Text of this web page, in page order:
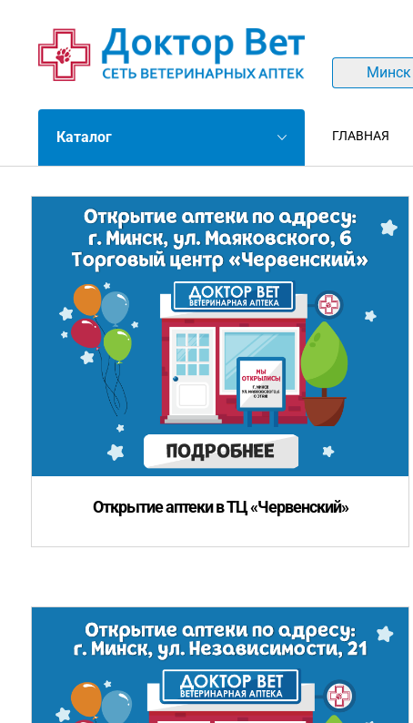
Минск
Каталог ГЛАВНАЯ
Открытие аптеки в ТЦ «Червенский»